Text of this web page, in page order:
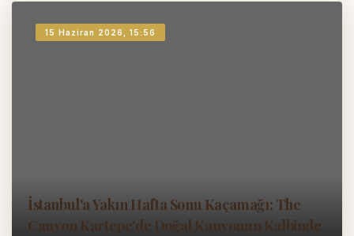
15 Haziran 2026, 15:56
İstanbul'a Yakın Hafta Sonu Kaçamağı: The
Canyon Kartepe'de Doğal Kanyonun Kalbinde